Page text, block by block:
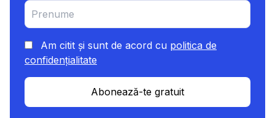
Am citit și sunt de acord cu politica de
confidențialitate
Abonează-te gratuit